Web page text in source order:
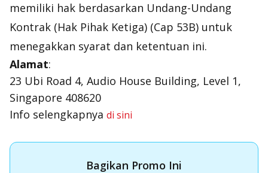
memiliki hak berdasarkan Undang-Undang
Kontrak (Hak Pihak Ketiga) (Cap 53B) untuk
menegakkan syarat dan ketentuan ini.
Alamat:
23 Ubi Road 4, Audio House Building, Level 1,
Singapore 408620
Info selengkapnya di sini
Bagikan Promo Ini